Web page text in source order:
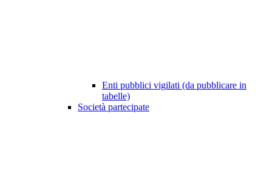
Enti pubblici vigilati (da pubblicare in
tabelle)
Società partecipate